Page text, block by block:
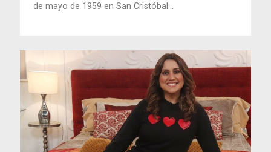
de mayo de 1959 en San Cristóbal...